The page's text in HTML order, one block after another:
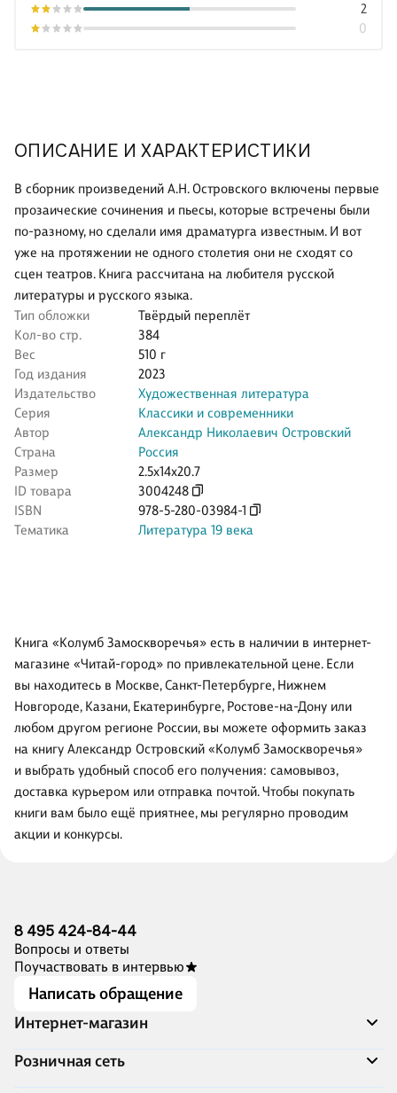
ОПИСАНИЕ И ХАРАКТЕРИСТИКИ
В сборник произведений А.Н. Островского включены первые
прозаические сочинения и пьесы, которые встречены были
по-разному, но сделали имя драматурга известным. И вот
уже на протяжении не одного столетия они не сходят со
сцен театров. Книга рассчитана на любителя русской
литературы и русского языка.
Тип обложки
Твёрдый переплёт
Кол-во стр.
384
Вес
510 г
Год издания
2023
Издательство
Художественная литература
Серия
Классики и современники
Автор
Александр Николаевич Островский
Страна
Россия
Размер
2.5x14x20.7
ID товара
3004248
ISBN
978-5-280-03984-1
Тематика
Литература 19 века
0
2
Книга «Колумб Замоскворечья» есть в наличии в интернет-
магазине «Читай-город» по привлекательной цене. Если
вы находитесь в Москве, Санкт-Петербурге, Нижнем
Новгороде, Казани, Екатеринбурге, Ростове-на-Дону или
любом другом регионе России, вы можете оформить заказ
на книгу Александр Островский «Колумб Замоскворечья»
и выбрать удобный способ его получения: самовывоз,
доставка курьером или отправка почтой. Чтобы покупать
книги вам было ещё приятнее, мы регулярно проводим
акции и конкурсы.
8 495 424-84-44
Вопросы и ответы
Поучаствовать в интервью
Написать обращение
Интернет-магазин
Акции
Розничная сеть